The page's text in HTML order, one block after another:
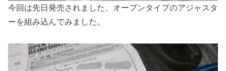
今回は先日発売されました、オープンタイプのアジャスタ
ーを組み込んでみました。